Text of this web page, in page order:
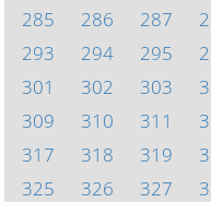
285
286 287
293
294 295
301
302 303
309
310 311
317
318 319
325
326 327